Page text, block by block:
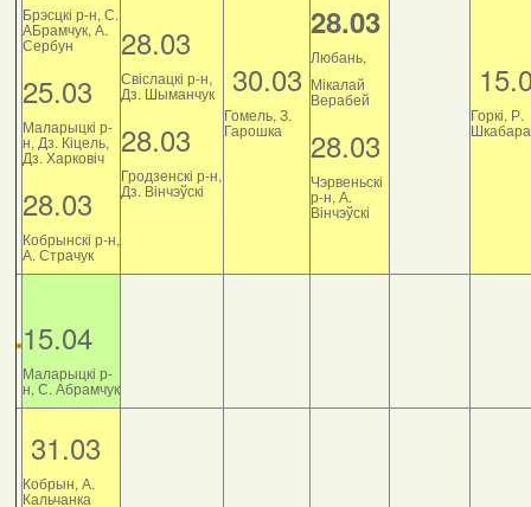
Брэсцкі р-н, С.
АБрамчук, А.
Сербун
25.03
Маларыцкі р-
н, Дз. Кіцель,
Дз. Харковіч
28.03
Кобрынскі р-н,
А. Страчук
28.03
Свіслацкі р-н,
Дз. Шыманчук
28.03
Гродзенскі р-н,
Дз. Вінчэўскі
30.03
Гомель, З.
Гарошка
28.03
Любань,
Мікалай
Верабей
28.03
Чэрвеньскі
р-н, А.
Вінчэўскі
Горкі, Р.
Шкабара
15.04
Маларыцкі р-
н, С. Абрамчук
31.03
Кобрын, А.
Кальчанка